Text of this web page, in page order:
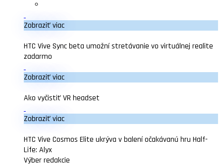
Zobraziť viac
HTC Vive Sync beta umožní stretávanie vo virtuálnej realite
zadarmo
Zobraziť viac
Ako vyčistiť VR headset
Zobraziť viac
HTC Vive Cosmos Elite ukrýva v balení očakávanú hru Half-
Life: Alyx
Výber redakcie